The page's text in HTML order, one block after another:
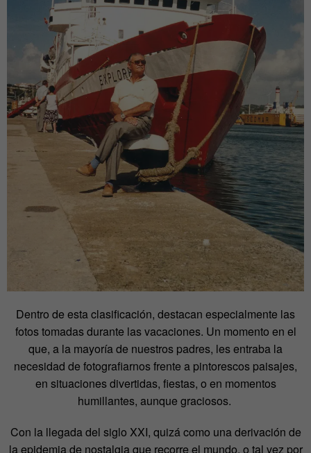
Dentro de esta clasificación, destacan especialmente las
fotos tomadas durante las vacaciones. Un momento en el
que, a la mayoría de nuestros padres, les entraba la
necesidad de fotografiarnos frente a pintorescos paisajes,
en situaciones divertidas, fiestas, o en momentos
humillantes, aunque graciosos.
Con la llegada del siglo XXI, quizá como una derivación de
la epidemia de nostalgia que recorre el mundo, o tal vez por